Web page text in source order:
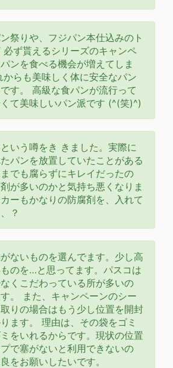
祭りや、フジパン本仕込みのト
必ず貰えるシリーズのキャンペ
ンを食べる機会が増えてしま
からも美味しく体に安全なパン
す。 高級な食パンが流行って
て美味しいパン派です (^(笑)^)
いう噂をき きました。実際に
パンを放置していたことがある
でも腐らずにキレイだったの
が多いのかと気持ち悪くなりま
ーもかなりの防腐剤を、入れて
？
ないものを選んでます。少し高
のを…と思ってます。パスコは
くこだわっている所が多いの
。 また、キャンペーンのシー
りの場合はもう少し位置を開封
ます。 理由は、その袋をゴミ
をいれるからです。現状の位置
で塞がないと利用できないの
をお願いしたいです。